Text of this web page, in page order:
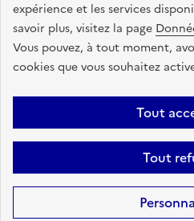
expérience et les services
savoir plus, visitez la page
Vous pouvez, à tout moment,
cookies que vous souhaitez
Tout
Tout
legifrance.gouv.fr
service-public.gouv.fr
Plan du site Accessibilite : non
Politique de confidentialité
Statistiques Code
Sauf mention contraire, tous les